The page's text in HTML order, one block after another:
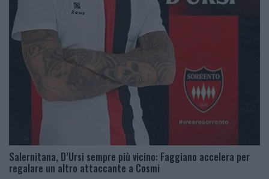
Salernitana, D’Ursi sempre più vicino: Faggiano accelera per
regalare un altro attaccante a Cosmi